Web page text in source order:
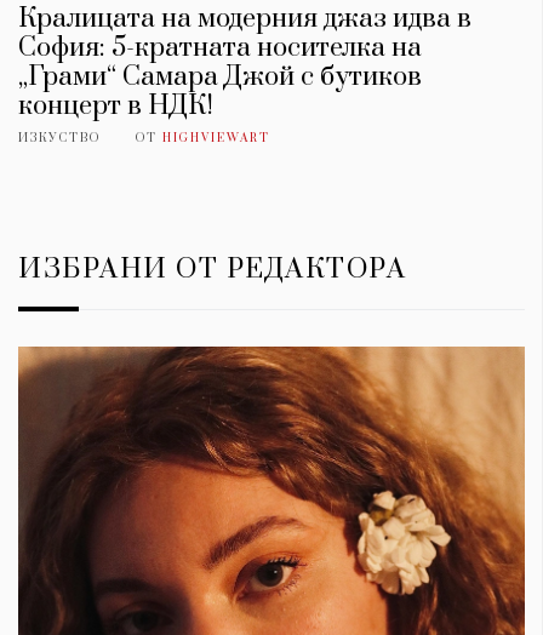
Кралицата на модерния джаз идва в
София: 5-кратната носителка на
„Грами“ Самара Джой с бутиков
концерт в НДК!
ИЗКУСТВО ОТ HIGHVIEWART
ИЗБРАНИ ОТ РЕДАКТОРА